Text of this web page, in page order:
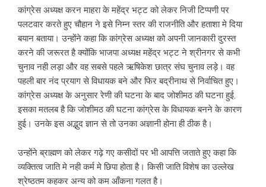
कांग्रेस अध्यक्ष करन माहरा के महेंद्र भट्ट को लेकर निजी टिप्पणी पर
पलटवार करते हुए चौहान ने इसे निम्न स्तर की राजनीति और हताशा मे दिया
बयान बताया। उन्होंने कहा कि कांग्रेस अध्यक्ष को अपनी जानकारी दुरस्त
करने की जरूरत है क्योंकि भाजपा अध्यक्ष महेंद्र भट्ट ने श्रीनगर से कभी
चुनाव नही लड़ा और वह सबसे पहले ऋषिकेश छात्र संघ चुनाव लड़े। वह
पहली बार नंद प्रयाग से विधायक बने और फिर बद्रीनाथ से निर्वाचित हुए।
कांग्रेस अध्यक्ष के अनुसार रेणी की घटना के बाद जोशीमठ की घटना हुई,
इसका मतलब है कि जोशीमठ की घटना कांग्रेस के विधायक बनने के कारण
हुई। उनके इस अद्भुद ज्ञान से तो उनका अज्ञानी होना ही ठीक है।
उन्होंने ब्राह्मण को लेकर गढ़े गए कसीदों पर भी आपत्ति जताते हुए कहा कि
व्यक्तित्व जाति मे नही कर्म मे छिपा होता है। किसी जाति विशेष का उल्लेख
श्रेष्ठतम कहकर अन्य को कम आँकना गलत है।